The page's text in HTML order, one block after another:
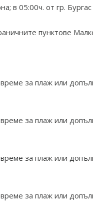
в 05:00ч. от гр. Бургас
пунктове
за плаж или
за плаж или
за плаж или
за плаж или